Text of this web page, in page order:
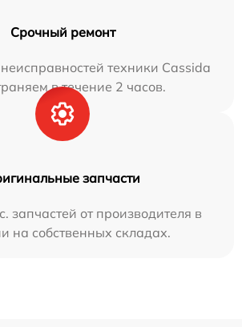
Срочный ремонт
техники Cassida
в течение 2 часов.
запчасти
запчастей от производителя в
на собственных складах.